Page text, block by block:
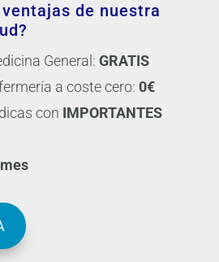
de nuestra
General: GRATIS
a coste cero: 0€
con IMPORTANTES